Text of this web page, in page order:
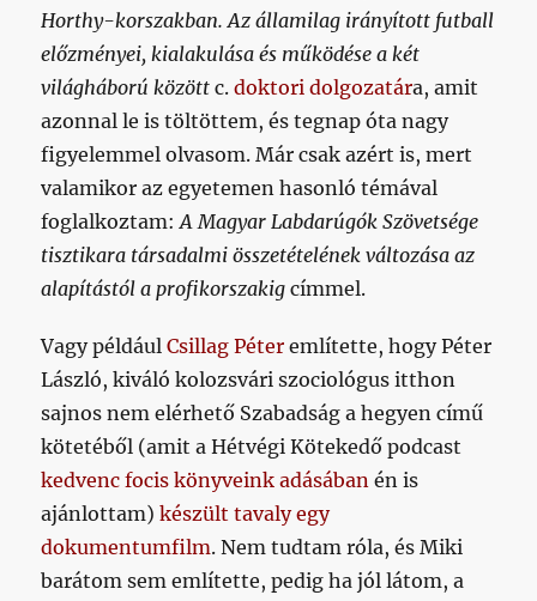
Horthy-korszakban. Az államilag irányított futball
előzményei, kialakulása és működése a két
világháború között c.doktori dolgozatára, amit
azonnal le is töltöttem, és tegnap óta nagy
figyelemmel olvasom. Már csak azért is, mert
valamikor az egyetemen hasonló témával
foglalkoztam:A Magyar Labdarúgók Szövetsége
tisztikara társadalmi összetételének változása az
alapítástól a profikorszakig címmel.
Vagy példáulCsillag Péter említette, hogy Péter
László, kiváló kolozsvári szociológus itthon
sajnos nem elérhető Szabadság a hegyen című
kötetéből (amit a Hétvégi Kötekedő podcast
kedvenc focis könyveink adásában én is
ajánlottam)készült tavaly egy
dokumentumfilm. Nem tudtam róla, és Miki
barátom sem említette, pedig ha jól látom, a